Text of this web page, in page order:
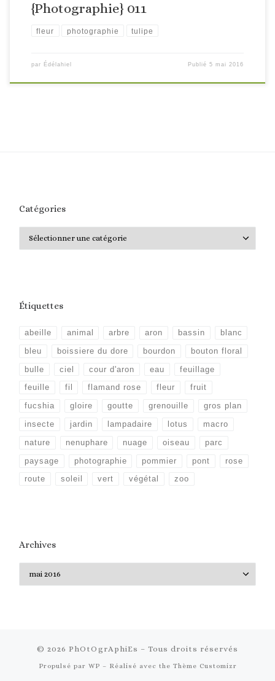
{Photographie} 011
fleur photographie tulipe
par Édélahiel Publié5 mai 2016
Catégories
Étiquettes
abeille animal arbre aron bassin blanc
bleu boissiere du dore bourdon bouton floral
bulle ciel cour d'aron eau feuillage
feuille fil flamand rose fleur fruit
fucshia gloire goutte grenouille gros plan
insecte jardin lampadaire lotus macro
nature nenuphare nuage oiseau parc
paysage photographie pommier pont rose
route soleil vert végétal zoo
Archives
© 2026 PhOtOgrAphiEs – Tous droits réservés
Propulsé par WP – Réalisé avec the Thème Customizr